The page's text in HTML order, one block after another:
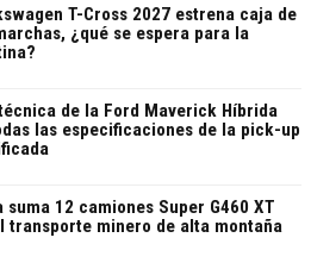
T-Cross 2027 estrena caja de
¿qué se espera para la
de la Ford Maverick Híbrida
las especificaciones de la pick-up
suma 12 camiones Super G460 XT
transporte minero de alta montaña